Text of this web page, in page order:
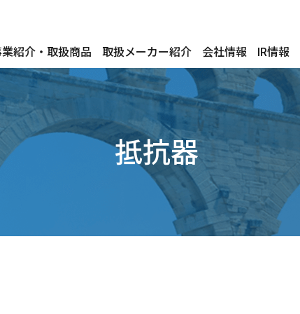
紹介・取扱商品 取扱メーカー紹介 会社情報 IR情報
抵抗器